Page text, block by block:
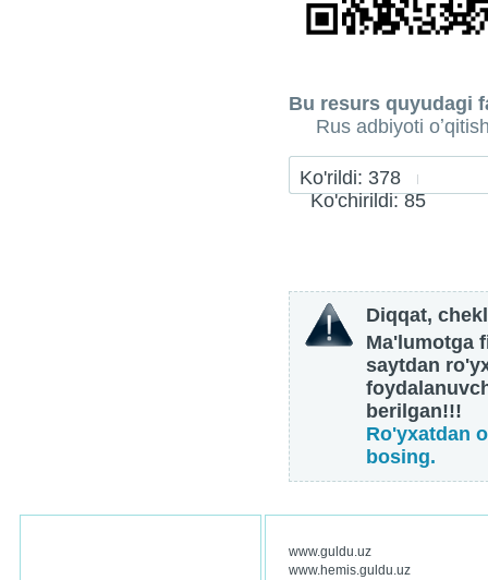
Bu resurs quyudagi
Rus adbiyoti
Ko'rildi: 378
Ko'chirildi: 85
Diqqat,
Ma'lumotga
saytdan
berilgan!!!
Ro'yxatdan
bosing.
www.guldu.uz
www.hemis.guldu.uz